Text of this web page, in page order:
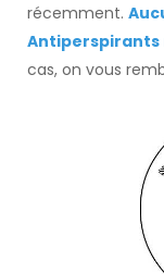
récemment.
Antiperspirants
cas, on vous